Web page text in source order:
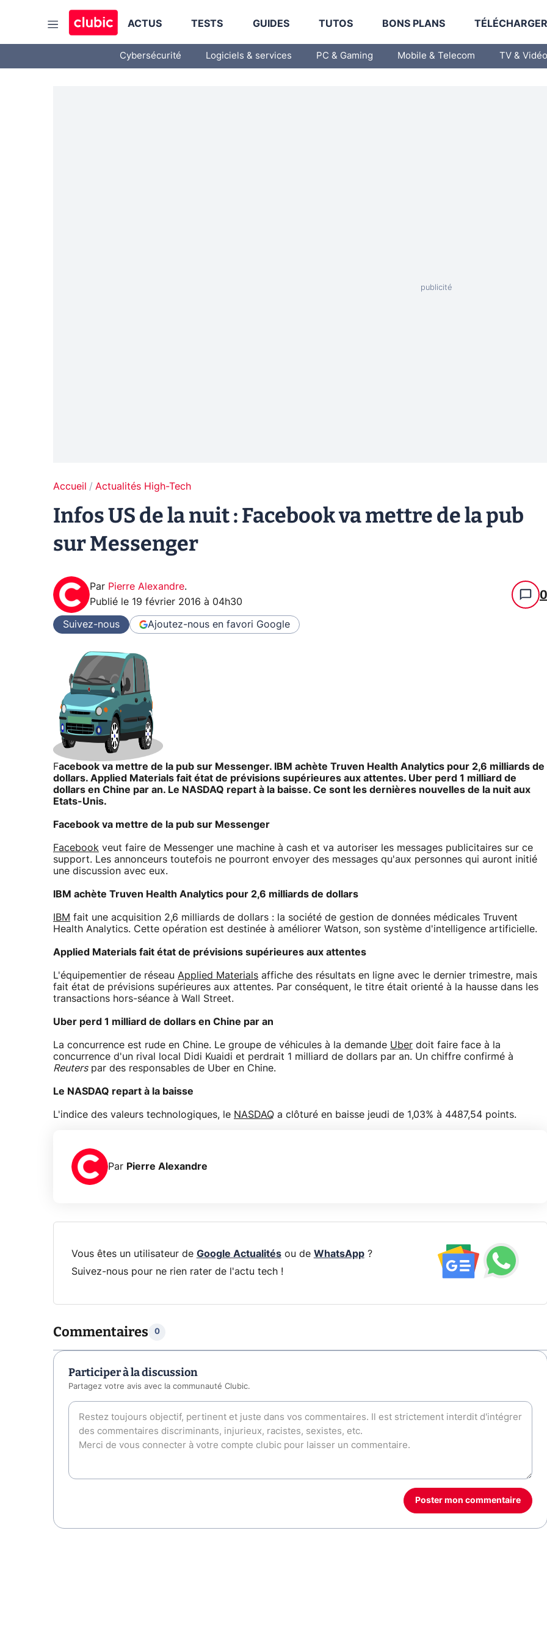
ACTUS TESTS GUIDES TUTOS BONS PLANS
Cybersécurité Logiciels & services PC & Gaming Mobile & Telecom TV & Vidéo
Accueil Actualités High-Tech
Infos US de la nuit : Facebook va mettre de la pub
sur Messenger
Par Pierre Alexandre.
Publié le 19 février 2016 à 04h30 0
Suivez-nous Ajoutez-nous en favori Google
Facebook va mettre de la pub sur Messenger. IBM achète Truven Health Analytics pour 2,6 milliards de
dollars. Applied Materials fait état de prévisions supérieures aux attentes. Uber perd 1 milliard de
dollars en Chine par an. Le NASDAQ repart à la baisse. Ce sont les dernières nouvelles de la nuit aux
Etats-Unis.
Facebook va mettre de la pub sur Messenger
Facebook veut faire de Messenger une machine à cash et va autoriser les messages publicitaires sur ce
support. Les annonceurs toutefois ne pourront envoyer des messages qu'aux personnes qui auront initié
une discussion avec eux.
IBM achète Truven Health Analytics pour 2,6 milliards de dollars
IBM fait une acquisition 2,6 milliards de dollars : la société de gestion de données médicales Truvent
Health Analytics. Cette opération est destinée à améliorer Watson, son système d'intelligence artificielle.
Applied Materials fait état de prévisions supérieures aux attentes
L'équipementier de réseau Applied Materials affiche des résultats en ligne avec le dernier trimestre, mais
fait état de prévisions supérieures aux attentes. Par conséquent, le titre était orienté à la hausse dans les
transactions hors-séance à Wall Street.
Uber perd 1 milliard de dollars en Chine par an
La concurrence est rude en Chine. Le groupe de véhicules à la demande Uber doit faire face à la
concurrence d'un rival local Didi Kuaidi et perdrait 1 milliard de dollars par an. Un chiffre confirmé à
Reuterspar des responsables de Uber en Chine.
Le NASDAQ repart à la baisse
L'indice des valeurs technologiques, le NASDAQ a clôturé en baisse jeudi de 1,03% à 4487,54 points.
Par Pierre Alexandre
Vous êtes un utilisateur de Google Actualitésou de WhatsApp?
Suivez-nous pour ne rien rater de l'actu tech !
Commentaires 0
Participer à la discussion
Partagez votre avis avec la communauté Clubic.
Poster mon commentaire